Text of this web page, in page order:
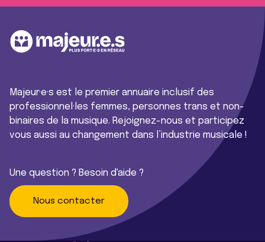
Majeur·e·s est le premier annuaire inclusif des
professionnel·les femmes, personnes trans et non-
binaires de la musique. Rejoignez-nous et participez
vous aussi au changement dans l’industrie musicale !
Une question ? Besoin d'aide ?
Nous contacter